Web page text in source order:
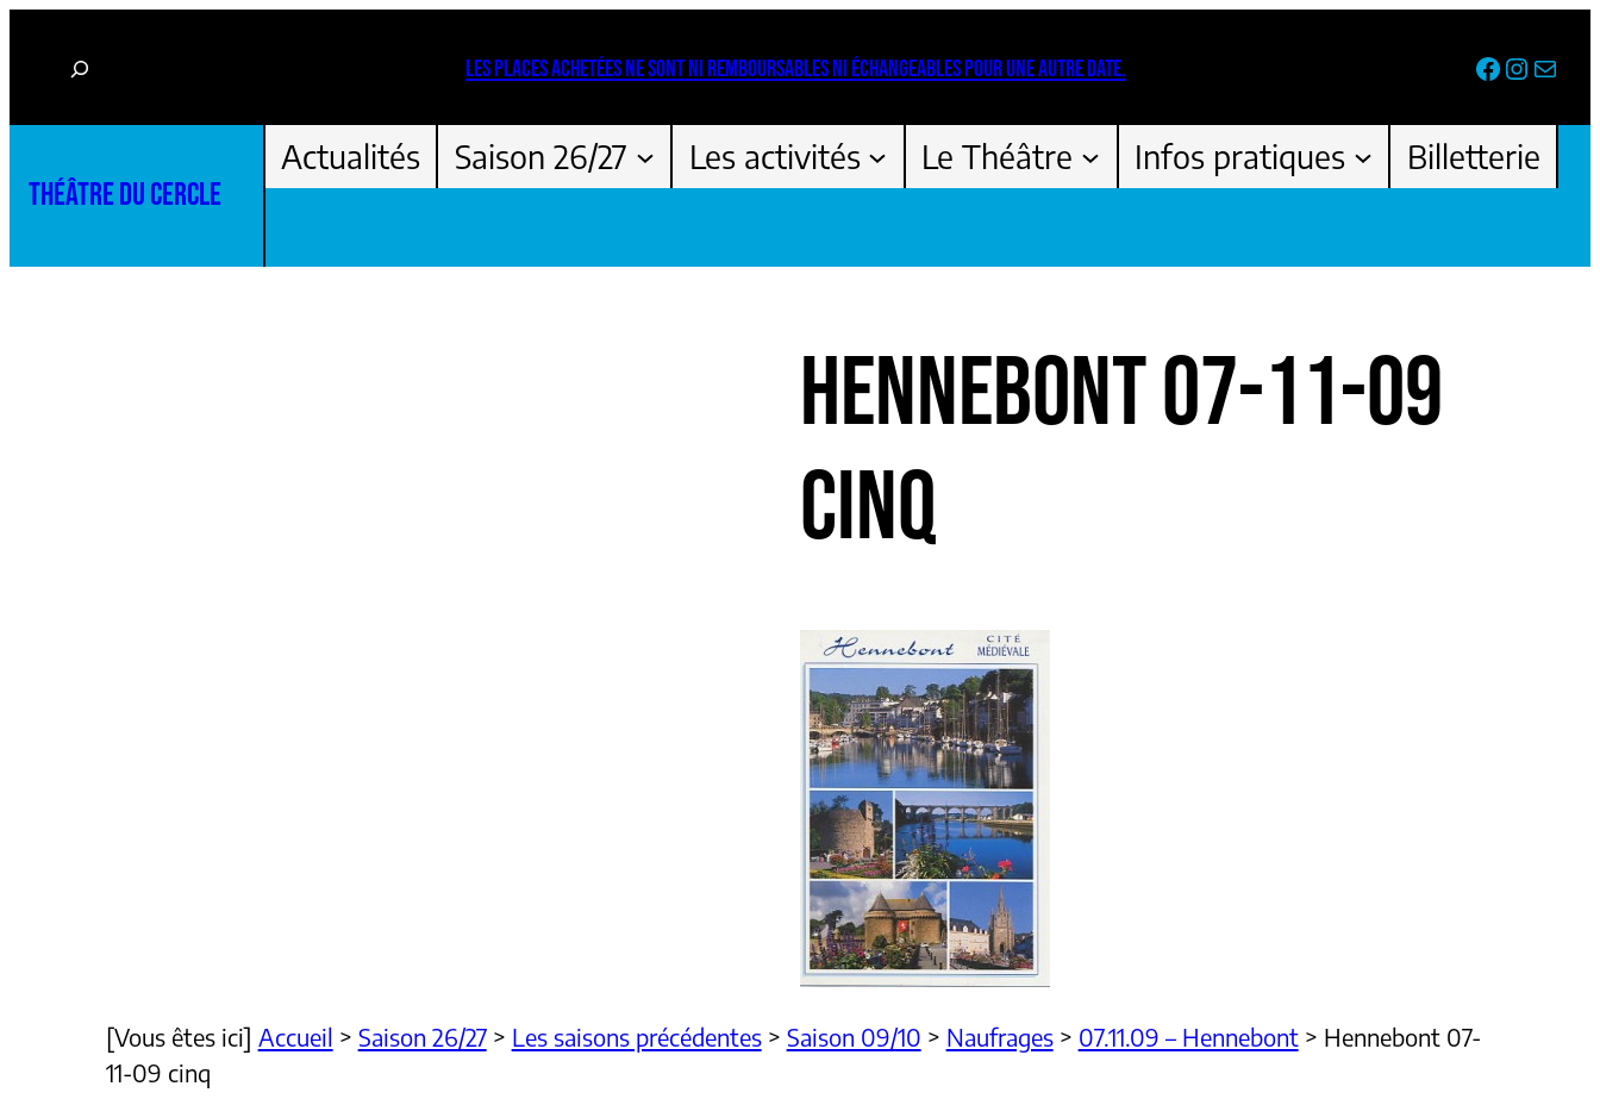
Rechercher LES PLACES ACHETÉES NE SONT NI REMBOURSABLES NI ÉCHANGEABLES POUR UNE AUTRE DATE. Facebook
THÉÂTRE DU CERCLE
Actualités Saison 26/27 Les activités Le Théâtre Infos pratiques Billetterie
HENNEBONT 07-11-09
CINQ
[Vous êtes ici] Accueil > Saison 26/27> Les saisons précédentes> Saison 09/10 > Naufrages> 07.11.09 – Hennebont> Hennebont 07-
11-09 cinq